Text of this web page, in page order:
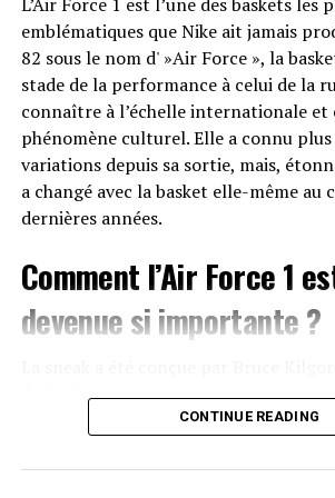
entrées dans une nouvelle
qu’adidas et l’ensemble de ses
de pérenniser pour assurer la
classiques tout en soignant leur
recul, on peut légitimement
comme l’une des premières
nous les connaissons aujourd’hui.
emblématiques que Nike ait jamais
82 sous le nom d' »Air Force », la
stade de la performance à celui de la
connaître à l’échelle internationale et
phénomène culturel. Elle a connu plus
variations depuis sa sortie, mais,
a changé avec la basket elle-même au
dernières années.
Comment l’Air Force 1
devenue si importante ?
de lui ?) qui a commencé sa carrière
l’un des nombreux concepteurs de
nouvelle silhouette de basket, et dans
CONTINUE READING